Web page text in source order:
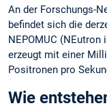
An der Forschungs-
befindet sich die
NEPOMUC
erzeugt mit einer
Positronen pro
Wie